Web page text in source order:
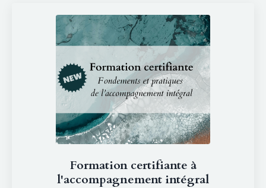
Formation certifiante à
l'accompagnement intégral